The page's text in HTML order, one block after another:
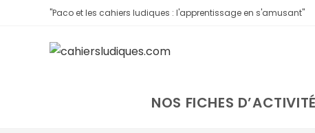
"Paco et les cahiers ludiques : l'apprentissage en s'amusant"
NOS FICHES